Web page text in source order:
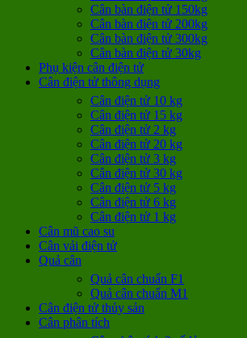
Cân bàn điện tử 150kg
Cân bàn điện tử 200kg
Cân bàn điện tử 300kg
Cân bàn điện tử 30kg
Phụ kiện cân điện tử
Cân điện tử thông dụng
Cân điện tử 10 kg
Cân điện tử 15 kg
Cân điện tử 2 kg
Cân điện tử 20 kg
Cân điện tử 3 kg
Cân điện tử 30 kg
Cân điện tử 5 kg
Cân điện tử 6 kg
Cân điện tử 1 kg
Cân mũ cao su
Cân vải điện tử
Quả cân
Quả cân chuẩn F1
Quả cân chuẩn M1
Cân điện tử thủy sản
Cân phân tích